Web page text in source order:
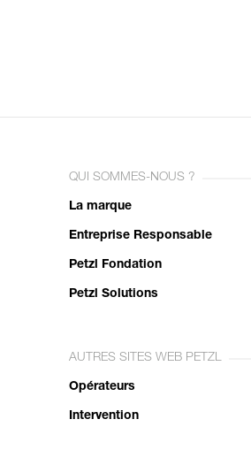
QUI SOMMES-NOUS ?
La marque
Entreprise Responsable
Petzl Fondation
Petzl Solutions
AUTRES SITES WEB PETZL
Opérateurs
Intervention